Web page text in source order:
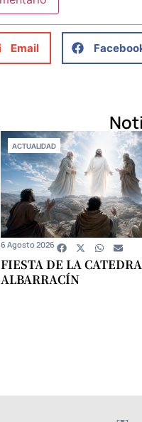
Email
ACTUALIDAD
FIESTA DE LA
ALBARRACÍN
6 Agosto 2026